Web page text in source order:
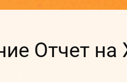
Отчет на